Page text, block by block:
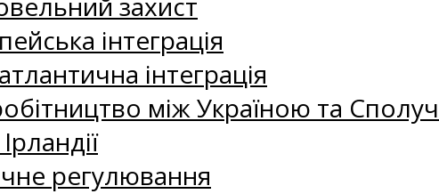
інтеграція
інтеграція
між Україною та
регулювання